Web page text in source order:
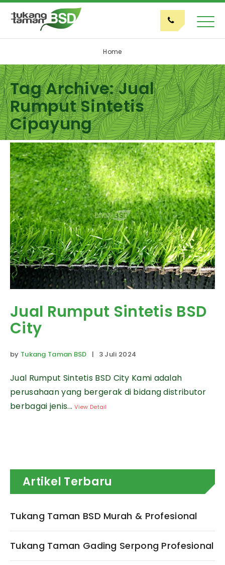
Home
Tag Archive: Jual
Rumput Sintetis
Cipayung
Jual Rumput Sintetis BSD
City
by Tukang Taman BSD | 3 Juli 2024
Jual Rumput Sintetis BSD City Kami adalah
perusahaan yang bergerak di bidang distributor
berbagai jenis...View Detail
Artikel Terbaru
Tukang Taman BSD Murah & Profesional
Tukang Taman Gading Serpong Profesional